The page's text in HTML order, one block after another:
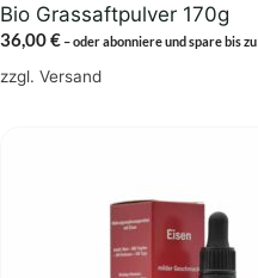
Bio Grassaftpulver 170g
36,00€ –oder abonniere und spare bis zu
zzgl. Versand